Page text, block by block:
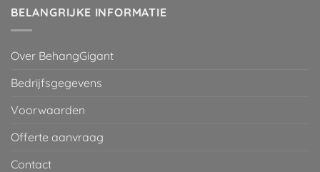
BELANGRIJKE INFORMATIE
Over BehangGigant
Bedrijfsgegevens
Voorwaarden
Offerte aanvraag
Contact